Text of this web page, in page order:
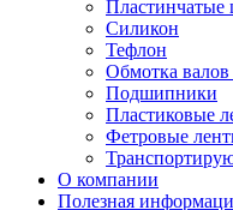
Пластинчатые
Силикон
Тефлон
Обмотка валов
Подшипники
Пластиковые
Фетровые
О компании
Полезная